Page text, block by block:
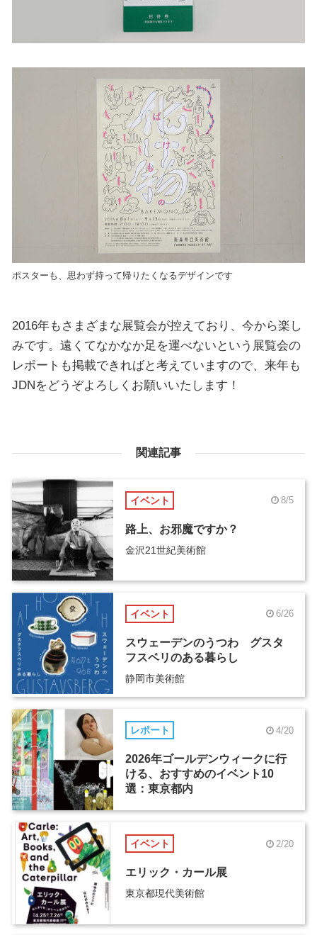
ポスターも、思わず持って帰りたくなるデザインです
2016年もさまざまな展覧会が控えており、今から楽し
みです。遠くてなかなか足を運べないという展覧会の
レポートも掲載できればと考えていますので、来年も
JDNをどうぞよろしくお願いいたします！
関連記事
イベント 8/5
路上、お邪魔ですか？
金沢21世紀美術館
イベント 6/26
スウェーデンのうつわ グスタ
フスベリのある暮らし
静岡市美術館
レポート 4/20
2026年ゴールデンウィークに行
ける、おすすめのイベント10
選：東京都内
イベント 2/20
エリック・カール展
東京都現代美術館